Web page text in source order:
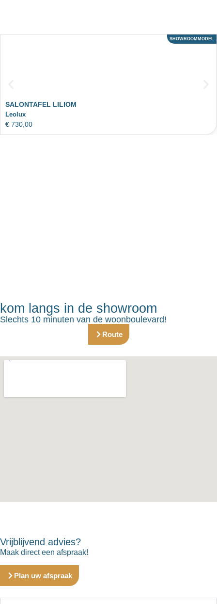
ACTIE
SHOWROOMMODEL
SALONTAFEL LILIOM
Leolux
€ 730,00
kom langs in de showroom
Slechts 10 minuten van de woonboulevard!
Route
Vrijblijvend advies?
Maak direct een afspraak!
Plan uw afspraak